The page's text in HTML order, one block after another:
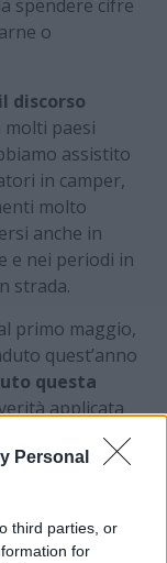
Personal
third parties, or
for
spendere cifre
o
il discorso
molti paesi
assistito
in camper,
molto
anche in
e nei periodi in
strada.
primo maggio,
quest’anno
questa
applicata
una figura di
usano questi